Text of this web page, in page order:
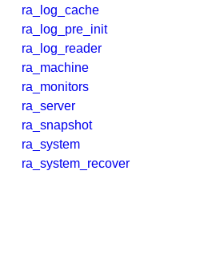
ra_log_cache
ra_log_pre_init
ra_log_reader
ra_machine
ra_monitors
ra_server
ra_snapshot
ra_system
ra_system_recover